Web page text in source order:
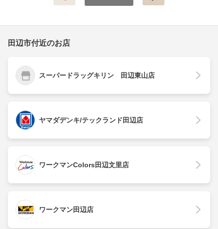
田辺市付近のお店
スーパードラッグキリン 田辺東山店
ヤマダデンキ/テックランド田辺店
ワークマンColors田辺文里店
ワークマン田辺店